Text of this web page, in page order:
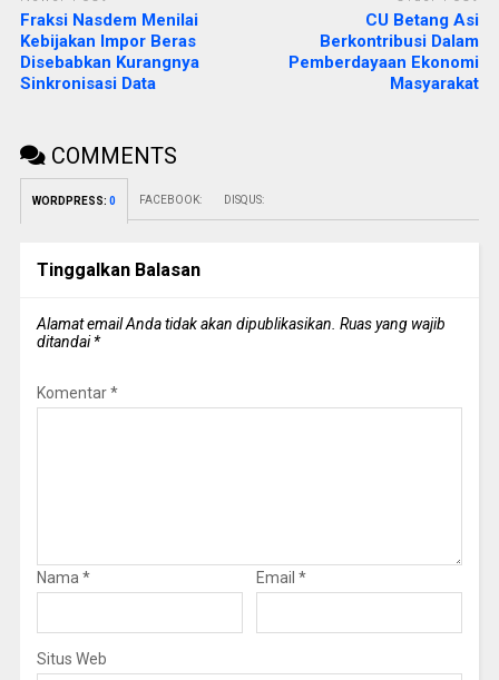
Fraksi Nasdem Menilai
Kebijakan Impor Beras
Disebabkan Kurangnya
Sinkronisasi Data
CU Betang Asi
Berkontribusi Dalam
Pemberdayaan Ekonomi
Masyarakat
COMMENTS
WORDPRESS: 0 FACEBOOK: DISQUS:
Tinggalkan Balasan
Alamat email Anda tidak akan dipublikasikan. Ruas yang wajib
ditandai*
Komentar*
Nama * Email *
Situs Web